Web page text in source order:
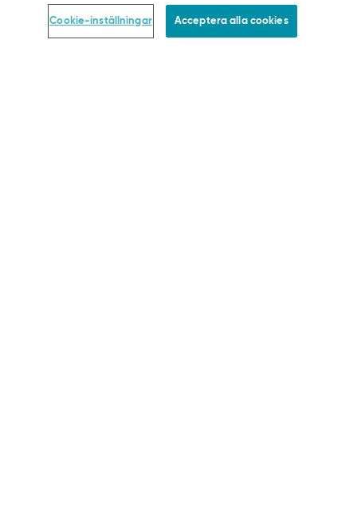
Together we grow
Kontrollera beställningsstatus
Frånträdande Av Avtalet
Cookie-inställningar Acceptera alla cookies